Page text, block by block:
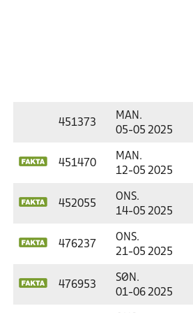
451373
MAN.
05-05 2025
451470
MAN.
12-05 2025
452055
ONS.
14-05 2025
476237
ONS.
21-05 2025
476953
SØN.
01-06 2025